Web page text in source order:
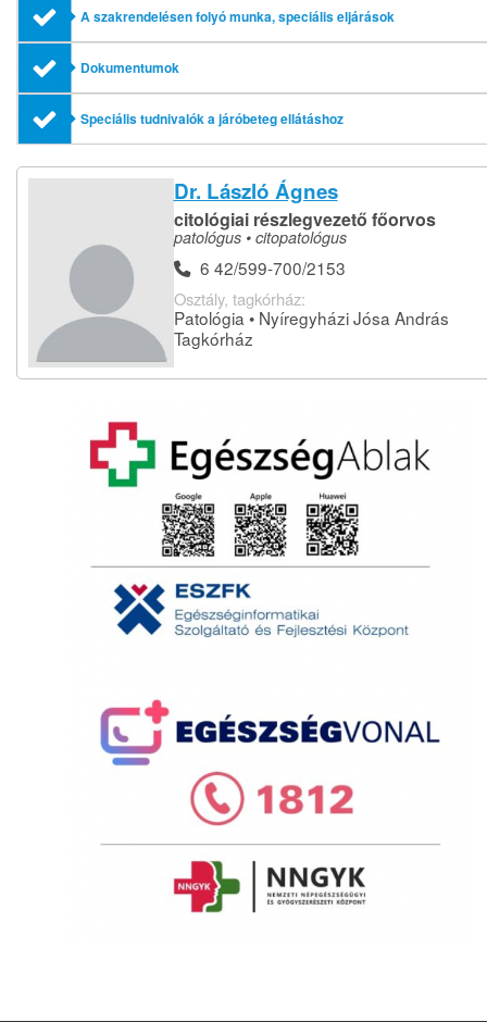
A szakrendelésen folyó munka, speciális eljárások
Dokumentumok
Speciális tudnivalók a járóbeteg ellátáshoz
Dr. László Ágnes
citológiai részlegvezető főorvos
patológus • citopatológus
6 42/599-700/2153
Osztály, tagkórház:
Patológia • Nyíregyházi Jósa András
Tagkórház